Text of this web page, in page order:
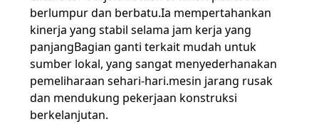
berlumpur dan berbatu.Ia mempertahankan
kinerja yang stabil selama jam kerja yang
panjangBagian ganti terkait mudah untuk
sumber lokal, yang sangat menyederhanakan
pemeliharaan sehari-hari.mesin jarang rusak
dan mendukung pekerjaan konstruksi
berkelanjutan.